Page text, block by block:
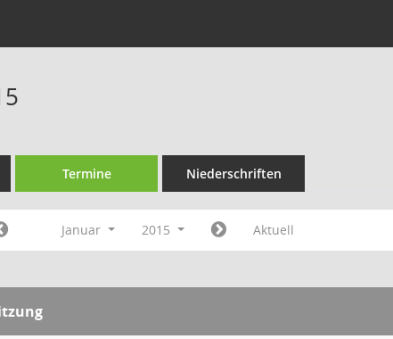
Termine Niederschriften
Januar 2015 Aktuell